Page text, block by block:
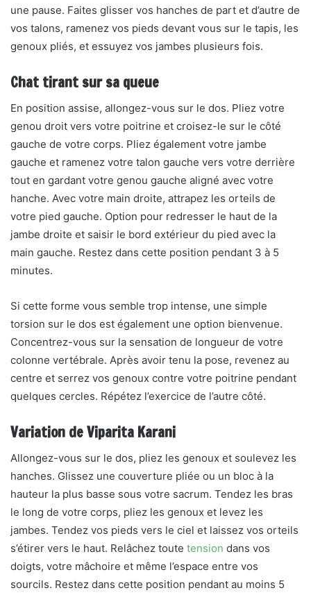
une pause. Faites glisser vos hanches de part et d’autre de
vos talons, ramenez vos pieds devant vous sur le tapis, les
genoux pliés, et essuyez vos jambes plusieurs fois.
Chat tirant sur sa queue
En position assise, allongez-vous sur le dos. Pliez votre
genou droit vers votre poitrine et croisez-le sur le côté
gauche de votre corps. Pliez également votre jambe
gauche et ramenez votre talon gauche vers votre derrière
tout en gardant votre genou gauche aligné avec votre
hanche. Avec votre main droite, attrapez les orteils de
votre pied gauche. Option pour redresser le haut de la
jambe droite et saisir le bord extérieur du pied avec la
main gauche. Restez dans cette position pendant 3 à 5
minutes.
Si cette forme vous semble trop intense, une simple
torsion sur le dos est également une option bienvenue.
Concentrez-vous sur la sensation de longueur de votre
colonne vertébrale. Après avoir tenu la pose, revenez au
centre et serrez vos genoux contre votre poitrine pendant
quelques cercles. Répétez l’exercice de l’autre côté.
Variation de Viparita Karani
Allongez-vous sur le dos, pliez les genoux et soulevez les
hanches. Glissez une couverture pliée ou un bloc à la
hauteur la plus basse sous votre sacrum. Tendez les bras
le long de votre corps, pliez les genoux et levez les
jambes. Tendez vos pieds vers le ciel et laissez vos orteils
s’étirer vers le haut. Relâchez toute tension dans vos
doigts, votre mâchoire et même l’espace entre vos
sourcils. Restez dans cette position pendant au moins 5